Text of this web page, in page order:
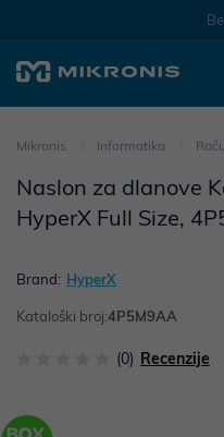
Mikronis Informatika
Naslon za dlanove
HyperX Full Size,
Brand: HyperX
Kataloški broj:4P5M9AA
(0) Recenzije